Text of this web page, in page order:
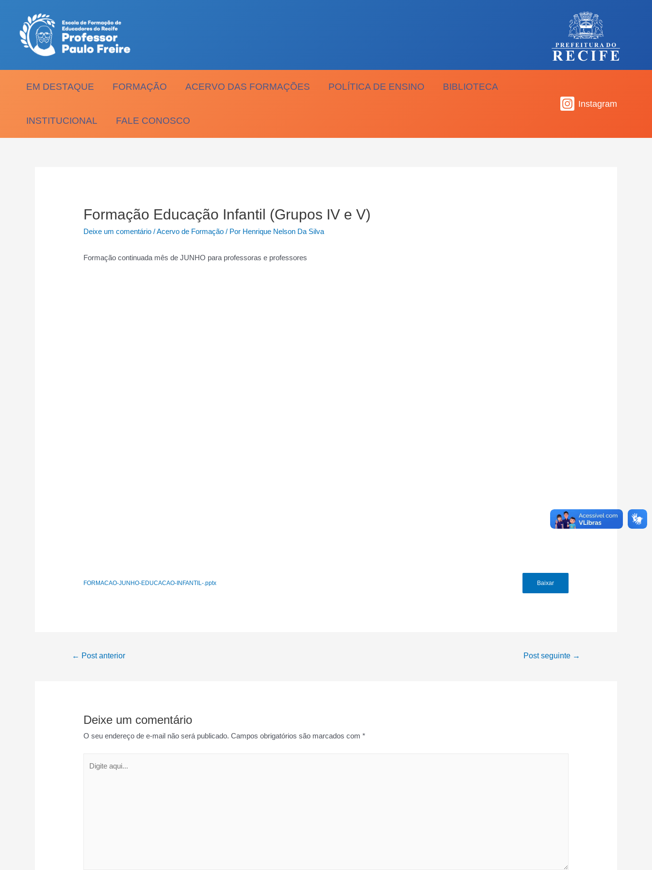
conteúdo
EM DESTAQUE FORMAÇÃO ACERVO DAS FORMAÇÕES POLÍTICA DE ENSINO BIBLIOTECA
INSTITUCIONAL FALE CONOSCO
Instagram
Formação Educação Infantil (Grupos IV e V)
Deixe um comentário /Acervo de Formação / Por Henrique Nelson Da Silva
Formação continuada mês de JUNHO para professoras e professores
FORMACAO-JUNHO-EDUCACAO-INFANTIL-.pptx Baixar
Navegação
← Post anterior Post seguinte →
Deixe um comentário
O seu endereço de e-mail não será publicado. Campos obrigatórios são marcados com*
aqui...